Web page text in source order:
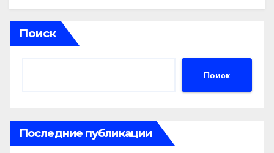
at
s
A
e
gr
a
er
n
ki
р
ть
Поиск
Поиск
Последние публикации